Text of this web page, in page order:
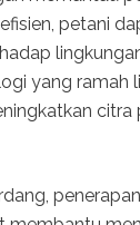
petani
yang ramah
citra